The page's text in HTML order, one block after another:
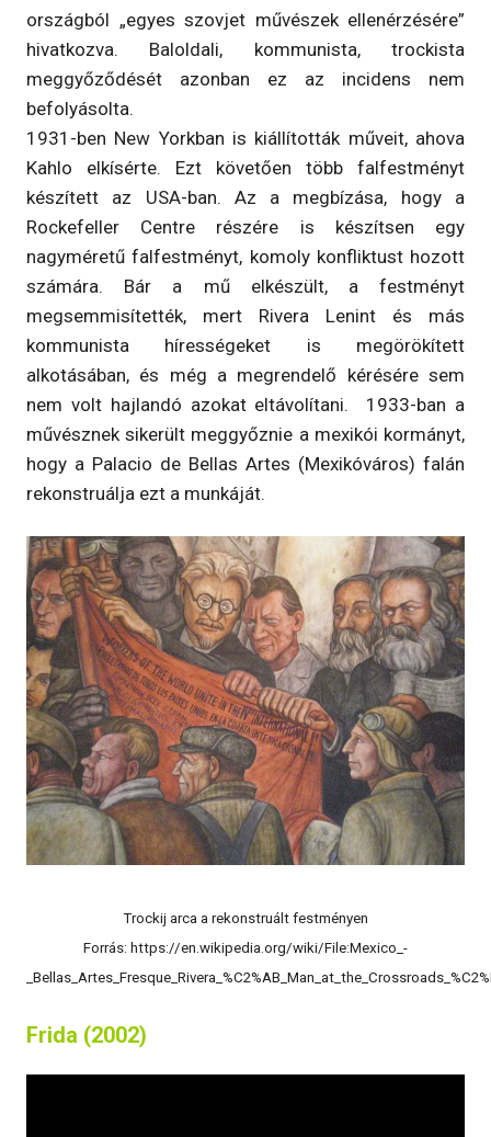
országból „egyes szovjet művészek ellenérzésére”
hivatkozva. Baloldali, kommunista, trockista
meggyőződését azonban ez az incidens nem
befolyásolta.
1931-ben New Yorkban is kiállították műveit, ahova
Kahlo elkísérte. Ezt követően több falfestményt
készített az USA-ban. Az a megbízása, hogy a
Rockefeller Centre részére is készítsen egy
nagyméretű falfestményt, komoly konfliktust hozott
számára. Bár a mű elkészült, a festményt
megsemmisítették, mert Rivera Lenint és más
kommunista hírességeket is megörökített
alkotásában, és még a megrendelő kérésére sem
nem volt hajlandó azokat eltávolítani. 1933-ban a
művésznek sikerült meggyőznie a mexikói kormányt,
hogy a Palacio de Bellas Artes (Mexikóváros) falán
rekonstruálja ezt a munkáját.
Trockij arca a rekonstruált festményen
Forrás: https://en.wikipedia.org/wiki/File:Mexico_-
Frida (2002)